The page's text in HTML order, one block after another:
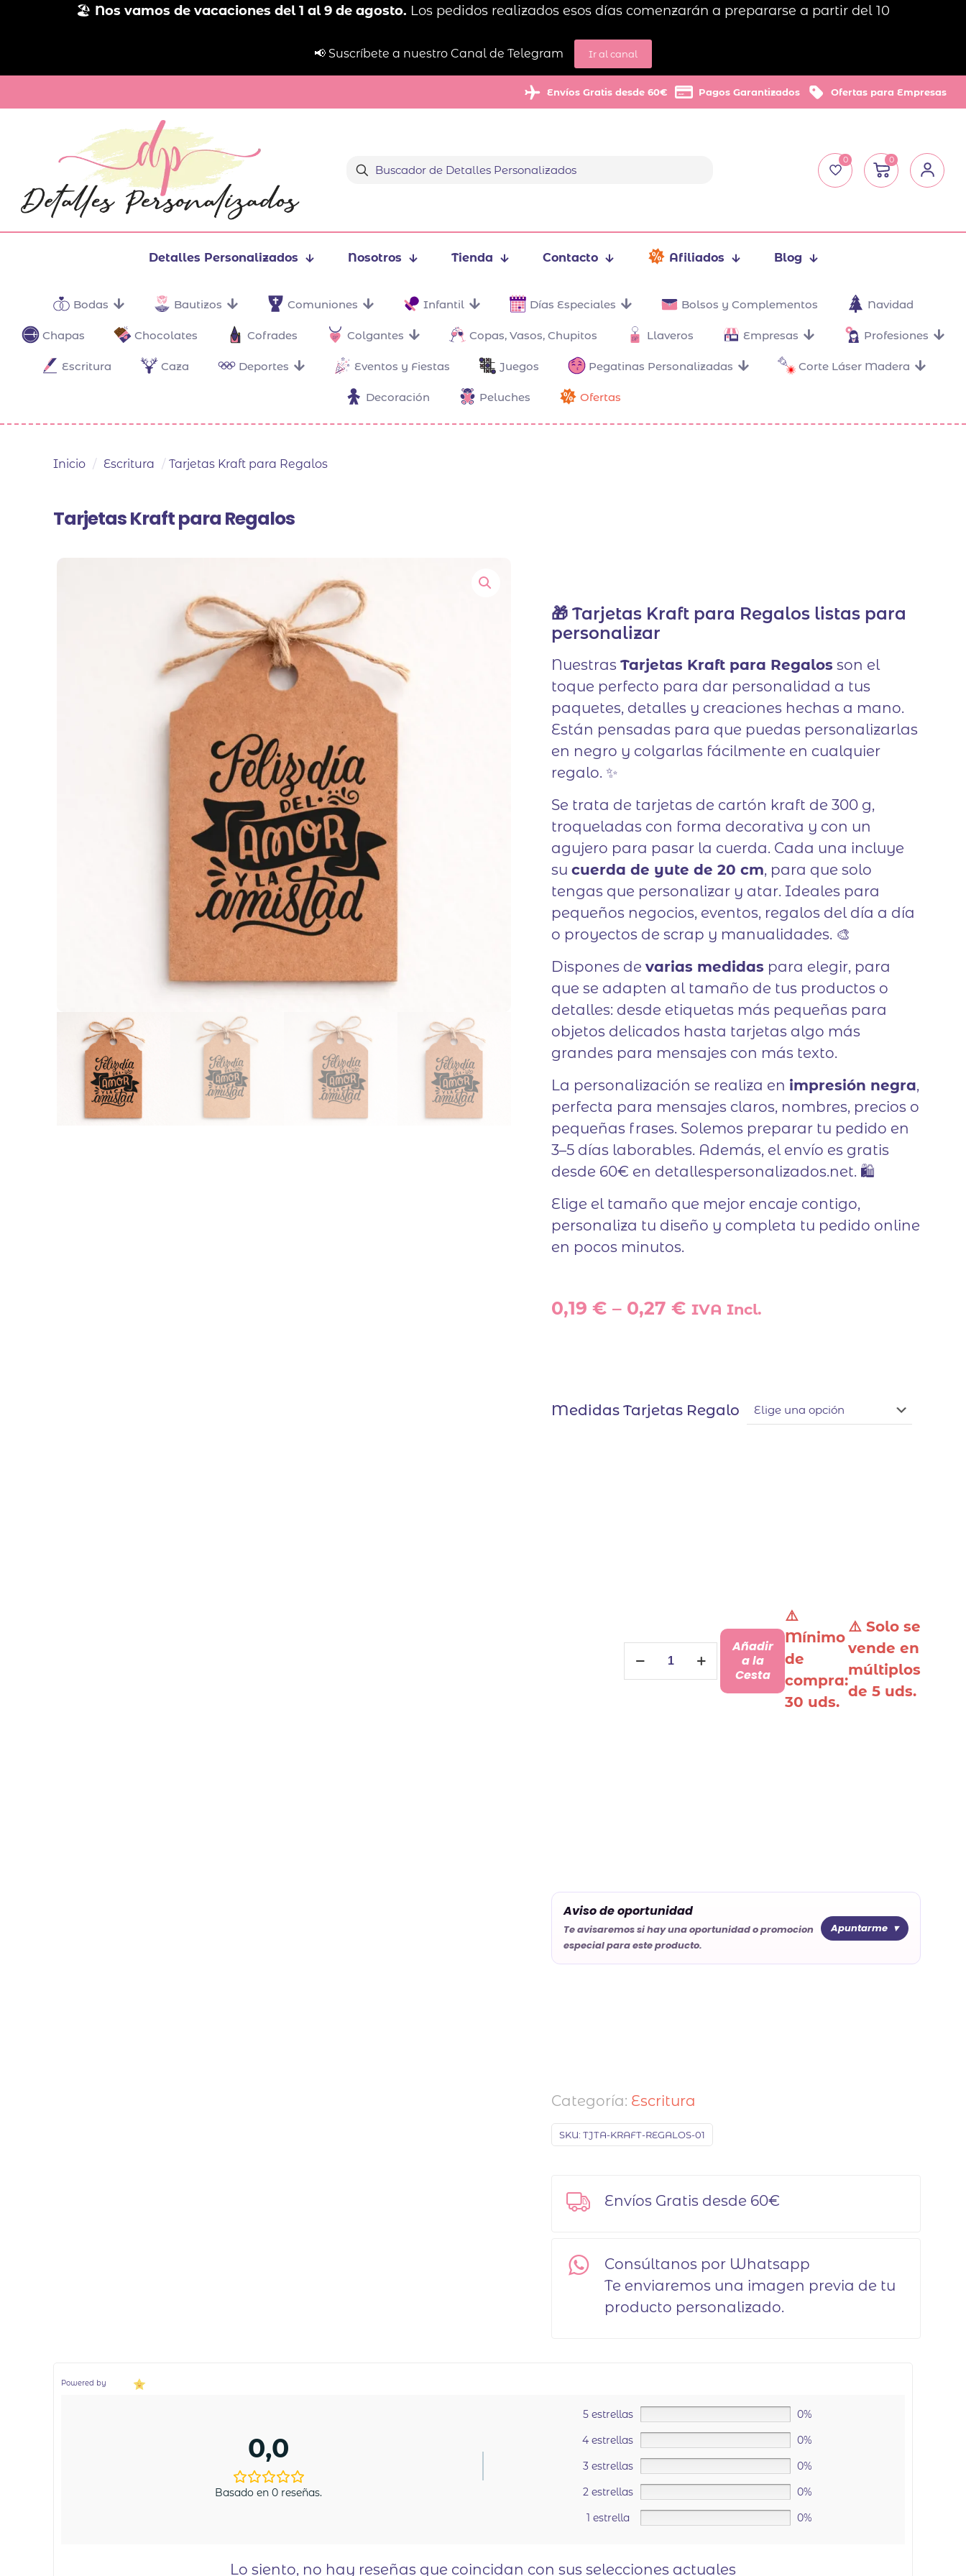
🏖️ Nos vamos de vacaciones del 1 al 9 de agosto. Los pedidos realizados esos días comenzarán a prepararse a partir del 10
📢 Suscríbete a nuestro Canal de Telegram Ir al canal
Envíos Gratis desde 60€ Pagos Garantizados Ofertas para Empresas
0 0
Detalles Personalizados Nosotros Tienda Contacto Afiliados Blog
Bodas Bautizos Comuniones Infantil Días Especiales Bolsos y Complementos Navidad
Chapas Chocolates Cofrades Colgantes Copas, Vasos, Chupitos Llaveros Empresas Profesiones
Escritura Caza Deportes Eventos y Fiestas Juegos Pegatinas Personalizadas Corte Láser Madera
Decoración Peluches Ofertas
Inicio / Escritura / Tarjetas Kraft para Regalos
Tarjetas Kraft para Regalos
🎁 Tarjetas Kraft para Regalos listas para
personalizar
NuestrasTarjetas Kraft para Regalos son el
toque perfecto para dar personalidad a tus
paquetes, detalles y creaciones hechas a mano.
Están pensadas para que puedas personalizarlas
en negro y colgarlas fácilmente en cualquier
regalo. ✨
Se trata de tarjetas de cartón kraft de 300 g,
troqueladas con forma decorativa y con un
agujero para pasar la cuerda. Cada una incluye
sucuerda de yute de 20 cm, para que solo
tengas que personalizar y atar. Ideales para
pequeños negocios, eventos, regalos del día a día
o proyectos de scrap y manualidades. 🎨
Dispones devarias medidas para elegir, para
que se adapten al tamaño de tus productos o
detalles: desde etiquetas más pequeñas para
objetos delicados hasta tarjetas algo más
grandes para mensajes con más texto.
La personalización se realiza en impresión negra,
perfecta para mensajes claros, nombres, precios o
pequeñas frases. Solemos preparar tu pedido en
3–5 días laborables. Además, el envío es gratis
desde 60€ en detallespersonalizados.net. 🛍️
Elige el tamaño que mejor encaje contigo,
personaliza tu diseño y completa tu pedido online
en pocos minutos.
0,19€ – 0,27€ IVA Incl.
Medidas Tarjetas Regalo
Tarjetas
Añadir
a la
Cesta
⚠️
Mínimo
de
compra:
30 uds.
⚠️ Solo se
vende en
múltiplos
de 5 uds.
Aviso de oportunidad
Te avisaremos si hay una oportunidad o promocion
especial para este producto.
Apuntarme
Categoría: Escritura
SKU:TJTA-KRAFT-REGALOS-01
Envíos Gratis desde 60€
Consúltanos por Whatsapp
Te enviaremos una imagen previa de tu
producto personalizado.
Powered by
0,0
Basado en 0 reseñas.
5 estrellas
0%
4 estrellas
0%
3 estrellas
0%
2 estrellas
0%
1 estrella
0%
Lo siento, no hay reseñas que coincidan con sus selecciones actuales